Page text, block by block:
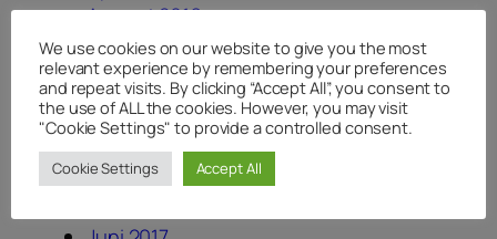
August 2019
August 2018
Juli 2018
Juni 2018
April 2018
Januar 2018
August 2017
We use cookies on our website to give you the most
relevant experience by remembering your preferences
and repeat visits. By clicking “Accept All”, you consent to
the use of ALL the cookies. However, you may visit
"Cookie Settings" to provide a controlled consent.
Cookie Settings Accept All